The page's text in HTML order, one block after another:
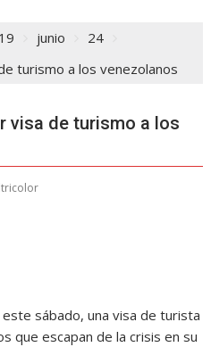
junio
24
turismo a los venezolanos
visa de turismo a los
sábado, una visa de turista
que escapan de la crisis en su